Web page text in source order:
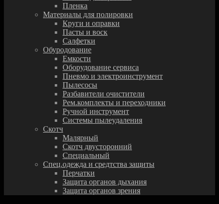
Пленка
Материалы для полировки
Круги и оправки
Пасты и воск
Салфетки
Обуродование
Емкости
Оборудование сервиса
Пневмо и электроинструмент
Пылесосы
Разбавители очистители
Рем.комплекты и переходники
Ручной инструмент
Системы пылеудаления
Скотч
Малярный
Скотч двусторонний
Специальный
Спец.одежда и средтства защиты
Перчатки
Защита органов дыхания
Защита органов зрения